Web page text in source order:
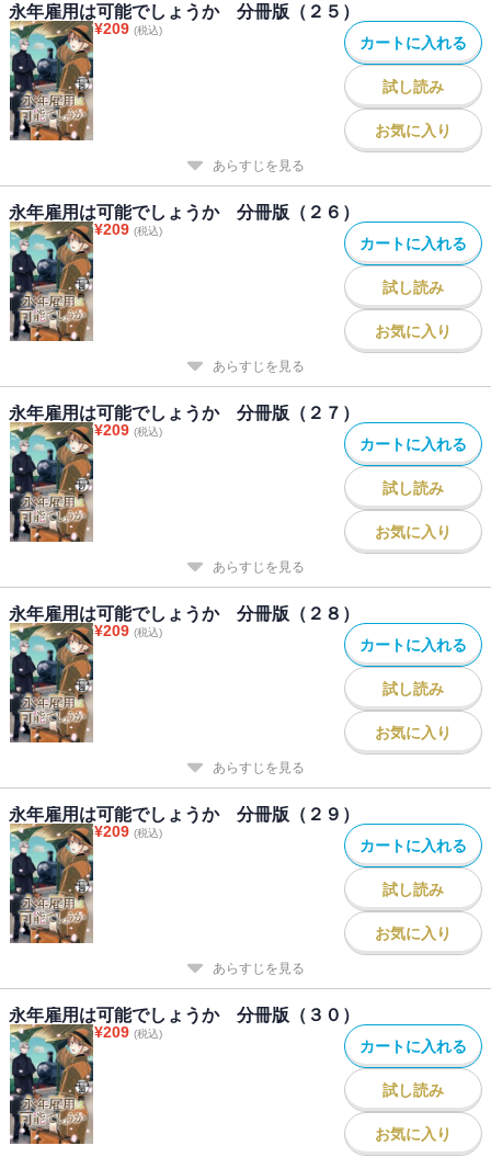
永年雇用は可能でしょうか 分冊版（２５）
¥209 (税込)
カートに入れる
試し読み
お気に入り
あらすじを見る
永年雇用は可能でしょうか 分冊版（２６）
¥209 (税込)
カートに入れる
試し読み
お気に入り
あらすじを見る
永年雇用は可能でしょうか 分冊版（２７）
¥209 (税込)
カートに入れる
試し読み
お気に入り
あらすじを見る
永年雇用は可能でしょうか 分冊版（２８）
¥209 (税込)
カートに入れる
試し読み
お気に入り
あらすじを見る
永年雇用は可能でしょうか 分冊版（２９）
¥209 (税込)
カートに入れる
試し読み
お気に入り
あらすじを見る
永年雇用は可能でしょうか 分冊版（３０）
¥209 (税込)
カートに入れる
試し読み
お気に入り